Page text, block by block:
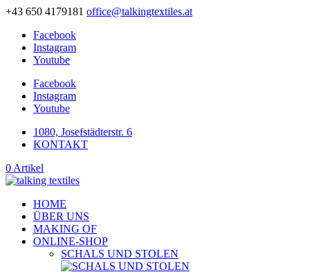
+43 650 4179181 office@talkingtextiles.at
Facebook
Instagram
Youtube
Facebook
Instagram
Youtube
1080, Josefstädterstr. 6
KONTAKT
0 Artikel
HOME
ÜBER UNS
MAKING OF
ONLINE-SHOP
SCHALS UND STOLEN